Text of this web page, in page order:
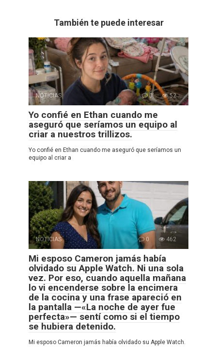
También te puede interesar
NOTICIAS 0 52
Yo confié en Ethan cuando me
aseguró que seríamos un equipo al
criar a nuestros trillizos.
Yo confié en Ethan cuando me aseguró que seríamos un
equipo al criar a
NOTICIAS 0 462
Mi esposo Cameron jamás había
olvidado su Apple Watch. Ni una sola
vez. Por eso, cuando aquella mañana
lo vi encenderse sobre la encimera
de la cocina y una frase apareció en
la pantalla —«La noche de ayer fue
perfecta»— sentí como si el tiempo
se hubiera detenido.
Mi esposo Cameron jamás había olvidado su Apple Watch.